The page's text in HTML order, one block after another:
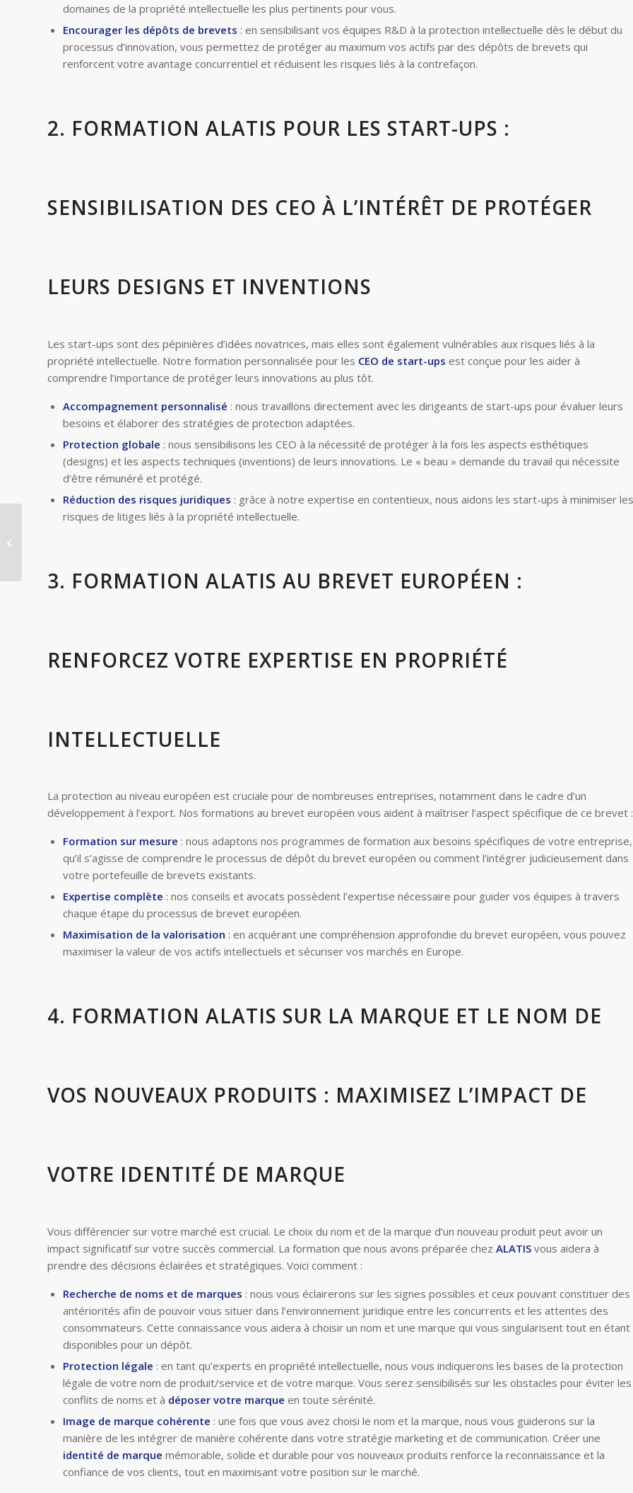
domaines de la propriété intellectuelle les plus pertinents pour vous.
Encourager les dépôts de brevets : en sensibilisant vos équipes R&D à la protection intellectuelle dès le début du
processus d’innovation, vous permettez de protéger au maximum vos actifs par des dépôts de brevets qui
renforcent votre avantage concurrentiel et réduisent les risques liés à la contrefaçon.
2. FORMATION ALATIS POUR LES START-UPS :
SENSIBILISATION DES CEO À L’INTÉRÊT DE PROTÉGER
LEURS DESIGNS ET INVENTIONS
Les start-ups sont des pépinières d’idées novatrices, mais elles sont également vulnérables aux risques liés à la
propriété intellectuelle. Notre formation personnalisée pour les CEO de start-ups est conçue pour les aider à
comprendre l’importance de protéger leurs innovations au plus tôt.
Accompagnement personnalisé : nous travaillons directement avec les dirigeants de start-ups pour évaluer leurs
besoins et élaborer des stratégies de protection adaptées.
Protection globale : nous sensibilisons les CEO à la nécessité de protéger à la fois les aspects esthétiques
(designs) et les aspects techniques (inventions) de leurs innovations. Le « beau » demande du travail qui nécessite
d’être rémunéré et protégé.
Réduction des risques juridiques : grâce à notre expertise en contentieux, nous aidons les start-ups à minimiser les
risques de litiges liés à la propriété intellectuelle.
3. FORMATION ALATIS AU BREVET EUROPÉEN :
RENFORCEZ VOTRE EXPERTISE EN PROPRIÉTÉ
INTELLECTUELLE
La protection au niveau européen est cruciale pour de nombreuses entreprises, notamment dans le cadre d’un
développement à l’export. Nos formations au brevet européen vous aident à maîtriser l’aspect spécifique de ce brevet :
Formation sur mesure : nous adaptons nos programmes de formation aux besoins spécifiques de votre entreprise,
qu’il s’agisse de comprendre le processus de dépôt du brevet européen ou comment l’intégrer judicieusement dans
votre portefeuille de brevets existants.
Expertise complète : nos conseils et avocats possèdent l’expertise nécessaire pour guider vos équipes à travers
chaque étape du processus de brevet européen.
Maximisation de la valorisation : en acquérant une compréhension approfondie du brevet européen, vous pouvez
maximiser la valeur de vos actifs intellectuels et sécuriser vos marchés en Europe.
4. FORMATION ALATIS SUR LA MARQUE ET LE NOM DE
VOS NOUVEAUX PRODUITS : MAXIMISEZ L’IMPACT DE
VOTRE IDENTITÉ DE MARQUE
Vous différencier sur votre marché est crucial. Le choix du nom et de la marque d’un nouveau produit peut avoir un
impact significatif sur votre succès commercial. La formation que nous avons préparée chez ALATIS vous aidera à
prendre des décisions éclairées et stratégiques. Voici comment :
Recherche de noms et de marques : nous vous éclairerons sur les signes possibles et ceux pouvant constituer des
antériorités afin de pouvoir vous situer dans l’environnement juridique entre les concurrents et les attentes des
consommateurs. Cette connaissance vous aidera à choisir un nom et une marque qui vous singularisent tout en étant
disponibles pour un dépôt.
Protection légale : en tant qu’experts en propriété intellectuelle, nous vous indiquerons les bases de la protection
légale de votre nom de produit/service et de votre marque. Vous serez sensibilisés sur les obstacles pour éviter les
conflits de noms et à déposer votre marque en toute sérénité.
Image de marque cohérente : une fois que vous avez choisi le nom et la marque, nous vous guiderons sur la
manière de les intégrer de manière cohérente dans votre stratégie marketing et de communication. Créer une
identité de marque mémorable, solide et durable pour vos nouveaux produits renforce la reconnaissance et la
confiance de vos clients, tout en maximisant votre position sur le marché.
Intelligence artificielle :